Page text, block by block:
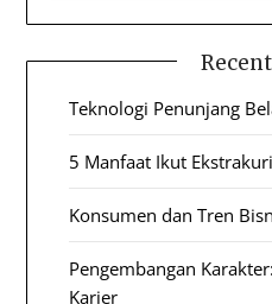
Teknologi Penunjang
5 Manfaat Ikut
Konsumen dan Tren
Pengembangan
Karier